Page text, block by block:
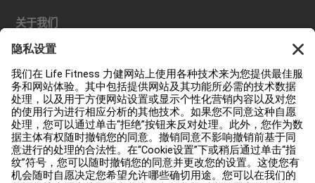
关于我们
查找经销商
查找门店
法规
可及性
登录 Facility Connect